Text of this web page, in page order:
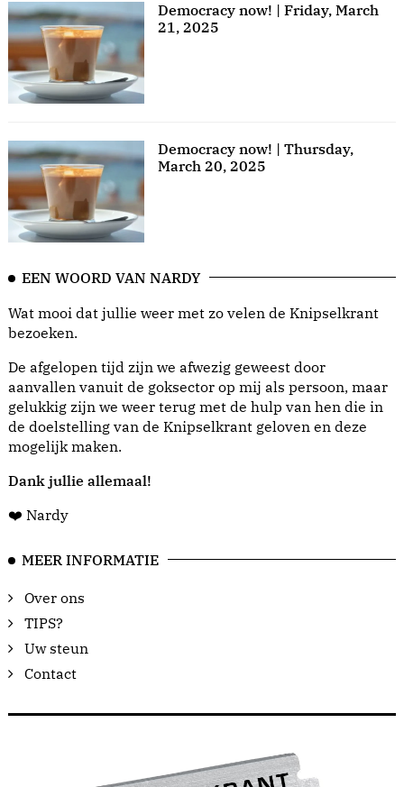
Democracy now! | Friday, March
21, 2025
Democracy now! | Thursday,
March 20, 2025
EEN WOORD VAN NARDY
Wat mooi dat jullie weer met zo velen de Knipselkrant
bezoeken.
De afgelopen tijd zijn we afwezig geweest door
aanvallen vanuit de goksector op mij als persoon, maar
gelukkig zijn we weer terug met de hulp van hen die in
de doelstelling van de Knipselkrant geloven en deze
mogelijk maken.
Dank jullie allemaal!
❤️ Nardy
MEER INFORMATIE
Over ons
TIPS?
Uw steun
Contact